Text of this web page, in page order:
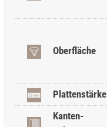
Oberfläche
Plattenstärke
Kanten-